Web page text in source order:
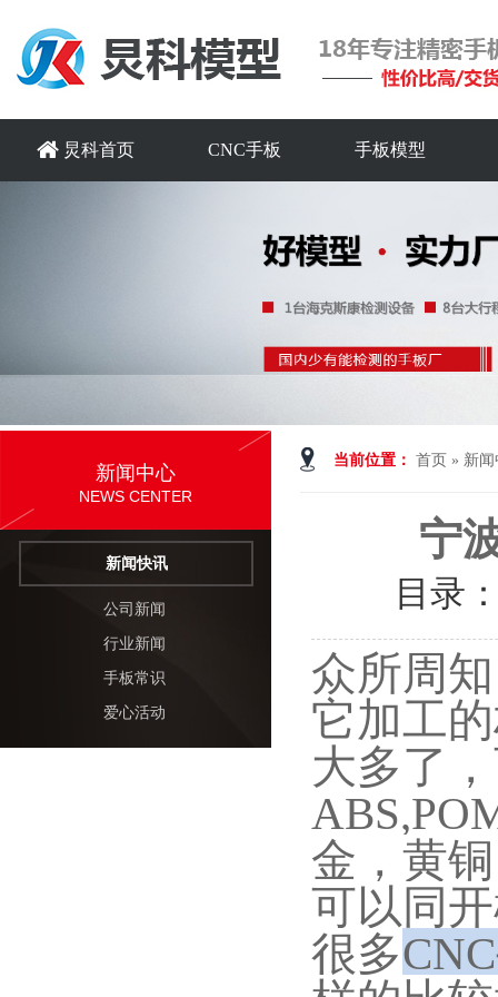
炅科首页 CNC手板 手板模型
当前位置： 首页 » 新
宁
目录
众所周
它加工
大多了
金，黄
可以同
很多
新闻中心
NEWS CENTER
新闻快讯
公司新闻
行业新闻
手板常识
爱心活动